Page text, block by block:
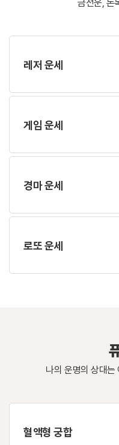
금전운, 돈
레저 운세
게임 운세
경마 운세
로또 운세
나의 운명의 상대는
혈액형 궁합